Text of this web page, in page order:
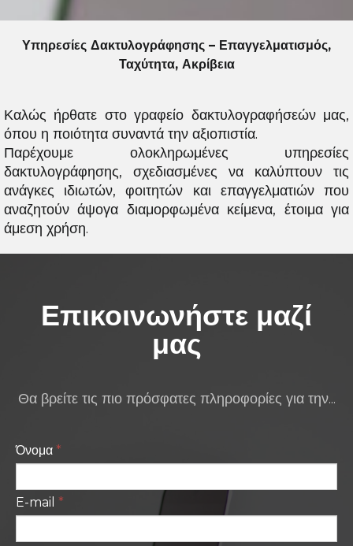
Υπηρεσίες Δακτυλογράφησης – Επαγγελματισμός,
Ταχύτητα, Ακρίβεια
Καλώς ήρθατε στο γραφείο δακτυλογραφήσεών μας,
όπου η ποιότητα συναντά την αξιοπιστία.
Παρέχουμε ολοκληρωμένες υπηρεσίες
δακτυλογράφησης, σχεδιασμένες να καλύπτουν τις
ανάγκες ιδιωτών, φοιτητών και επαγγελματιών που
αναζητούν άψογα διαμορφωμένα κείμενα, έτοιμα για
άμεση χρήση.
Επικοινωνήστε μαζί
μας
Θα βρείτε τις πιο πρόσφατες πληροφορίες για την...
Όνομα *
E-mail *